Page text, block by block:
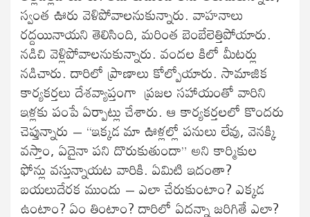
స్వంత ఊరు వెళిపోవాలనుకున్నారు. వాహనాలు
రద్దయినాయని తెలిసింది, మరింత బెంబేలెత్తిపోయారు.
నడిచి వెళ్లిపోవాలనుకున్నారు. వందల కిలో మీటర్లు
నడిచారు. దారిలో ప్రాణాలు కోల్పోయారు. సామాజిక
కార్యకర్తలు దేశవ్యాప్తంగా ప్రజల సహాయంతో వారిని
ఇళ్లకు పంపే ఏర్పాట్లు చేశారు. ఆ కార్యకర్తలలో కొందరు
చెప్తున్నారు – “ఇక్కడ మా ఊళ్లల్లో పనులు లేవు, వెనక్కి
వస్తాం, ఏదైనా పని దొరుకుతుందా” అని కార్మికుల
ఫోన్లు వస్తున్నాయట వారికి. ఏమిటి ఇదంతా?
బయలుదేరక ముందు – ఎలా చేరుకుంటాం? ఎక్కడ
ఉంటాం? ఏం తింటాం? దారిలో ఏదన్నా జరిగితే ఎలా?